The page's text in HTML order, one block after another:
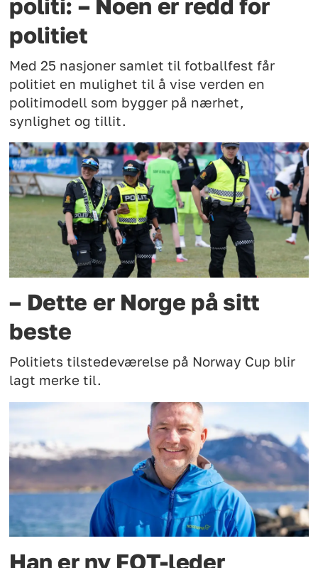
politi: – Noen er redd for
politiet
Med 25 nasjoner samlet til fotballfest får
politiet en mulighet til å vise verden en
politimodell som bygger på nærhet,
synlighet og tillit.
– Dette er Norge på sitt
beste
Politiets tilstedeværelse på Norway Cup blir
lagt merke til.
Han er ny FOT-leder